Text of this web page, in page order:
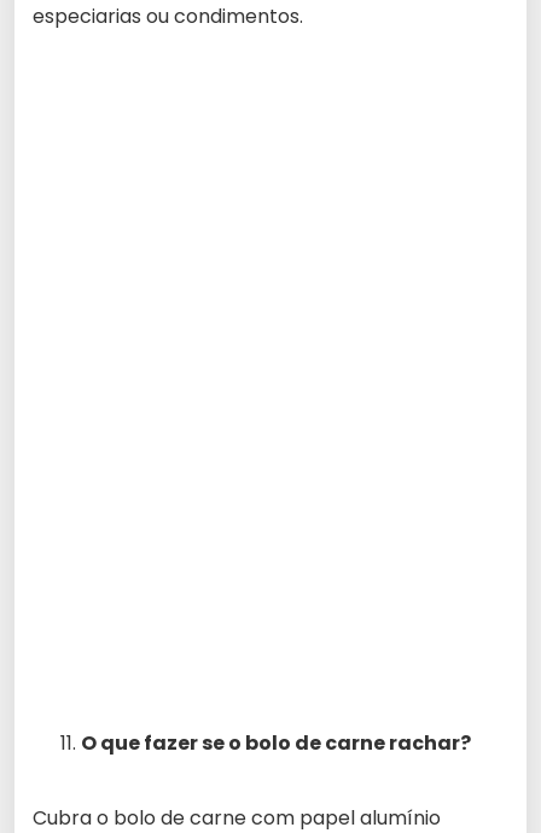
especiarias ou condimentos.
O que fazer se o bolo de carne rachar?
Cubra o bolo de carne com papel alumínio